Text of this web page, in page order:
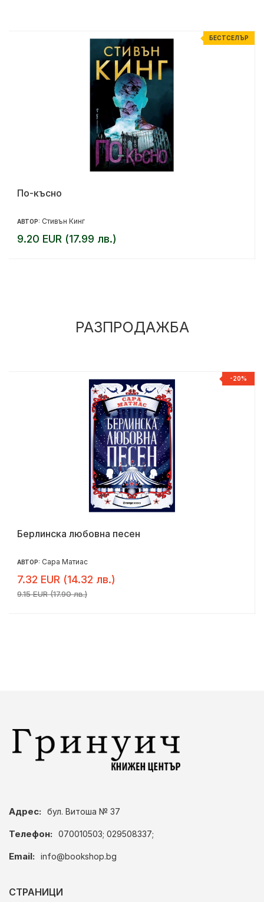
БЕСТСЕЛЪР
По-късно
АВТОР: Стивън Кинг
9.20 EUR (17.99 лв.)
РАЗПРОДАЖБА
-20%
Берлинска любовна песен
АВТОР: Сара Матиас
7.32 EUR (14.32 лв.)
9.15 EUR (17.90 лв.)
Адрес: бул. Витоша № 37
Телефон: 070010503; 029508337;
Email: info@bookshop.bg
СТРАНИЦИ